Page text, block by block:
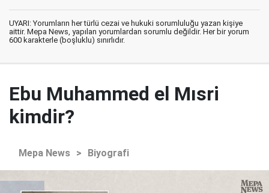
UYARI: Yorumların her türlü cezai ve hukuki sorumluluğu yazan kişiye
aittir. Mepa News, yapılan yorumlardan sorumlu değildir. Her bir yorum
600 karakterle (boşluklu) sınırlıdır.
Ebu Muhammed el Mısri
kimdir?
Mepa News > Biyografi